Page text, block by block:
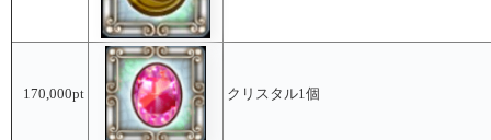
170,000pt クリスタル1個